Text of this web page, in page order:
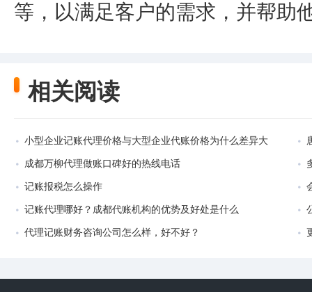
等，以满足客户的需求，并帮助
相关阅读
小型企业记账代理价格与大型企业代账价格为什么差异大
成都万柳代理做账口碑好的热线电话
记账报税怎么操作
记账代理哪好？成都代账机构的优势及好处是什么
代理记账财务咨询公司怎么样，好不好？